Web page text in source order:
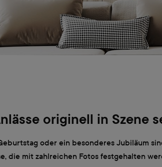
originell in Szene
oder ein besonderes Jubiläum
die mit zahlreichen Fotos festgehalten